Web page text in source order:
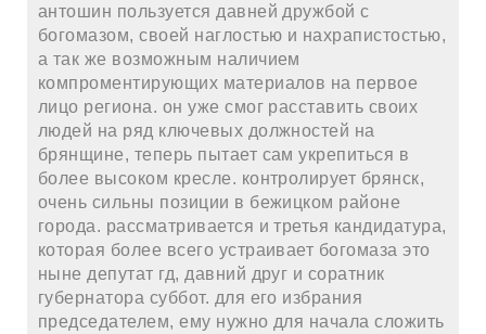
антошин пользуется давней дружбой с
богомазом, своей наглостью и нахрапистостью,
а так же возможным наличием
компроментирующих материалов на первое
лицо региона. он уже смог расставить своих
людей на ряд ключевых должностей на
брянщине, теперь пытает сам укрепиться в
более высоком кресле. контролирует брянск,
очень сильны позиции в бежицком районе
города. рассматривается и третья кандидатура,
которая более всего устраивает богомаза это
ныне депутат гд, давний друг и соратник
губернатора суббот. для его избрания
председателем, ему нужно для начала сложить